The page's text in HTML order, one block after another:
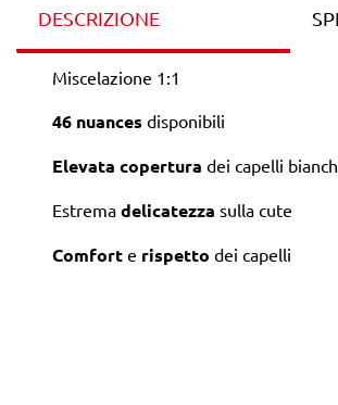
DESCRIZIONE
Miscelazione 1:1
46 nuances disponibili
Elevata copertura dei capelli
Estrema delicatezza sulla cute
Comfort e rispetto dei capelli